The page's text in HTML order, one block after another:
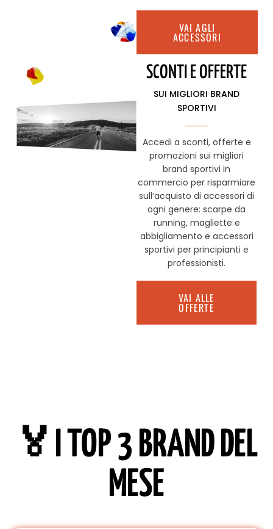
VAI AGLI
ACCESSORI
SCONTI E OFFERTE
SUI MIGLIORI BRAND
SPORTIVI
Accedi a sconti, offerte e
promozioni sui migliori
brand sportivi in
commercio per risparmiare
sull’acquisto di accessori di
ogni genere: scarpe da
running, magliette e
abbigliamento e accessori
sportivi per principianti e
professionisti.
VAI ALLE
OFFERTE
🏅I TOP 3 BRAND DEL
MESE